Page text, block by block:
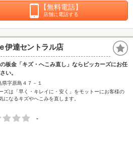
【無料電話】
店舗に電話する
伊達セントラル店
板金「キズ・へこみ直し」ならピッカーズにお任
い。
県字原島４７－１
ズは「早く・キレイに・安く」をモットーにお客様の
になるキズやへこみを直します。
-